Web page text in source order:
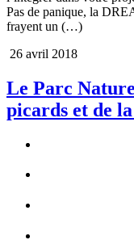
Pas de panique, la
frayent un (…)
26 avril 2018
Le Parc
picards et de